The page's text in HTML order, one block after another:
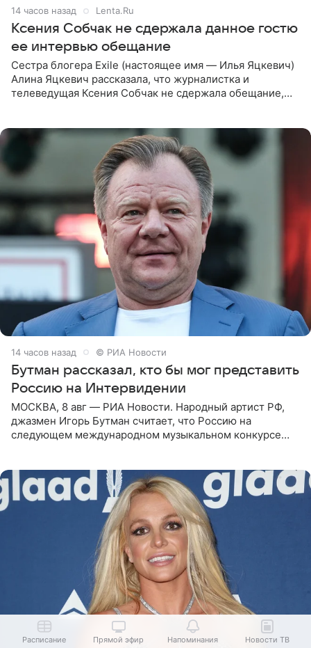
14 часов назад Lenta.Ru
Ксения Собчак не сдержала данное гостю
ее интервью обещание
Сестра блогера Exile (настоящее имя — Илья Яцкевич)
Алина Яцкевич рассказала, что журналистка и
телеведущая Ксения Собчак не сдержала обещание,
14 часов назад © РИА Новости
Бутман рассказал, кто бы мог представить
Россию на Интервидении
МОСКВА, 8 авг — РИА Новости. Народный артист РФ,
джазмен Игорь Бутман считает, что Россию на
следующем международном музыкальном конкурсе
Расписание Прямой эфир Напоминания Новости ТВ